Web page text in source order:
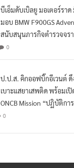
บีเอ็มดับเบิลยู มอเตอร์ราด
มอบ BMW F900GS
สนับสนุนภารกิจตำรวจจรา
0
ป.ป.ส. คิกออฟบิ๊กอีเวนต์
เบาะแสยาเสพติด พร้อมเ
ONCB Mission “ปฏิบัติกา
0